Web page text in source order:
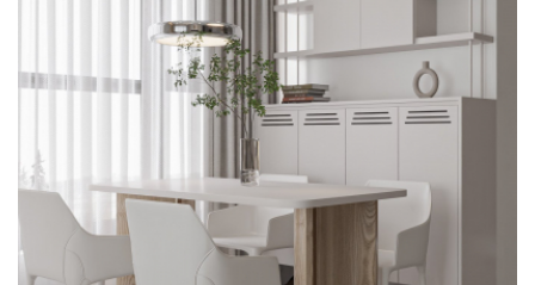
CĂN HỘ GALAXY 9: SẮC XANH HỒNG MỚI LẠ